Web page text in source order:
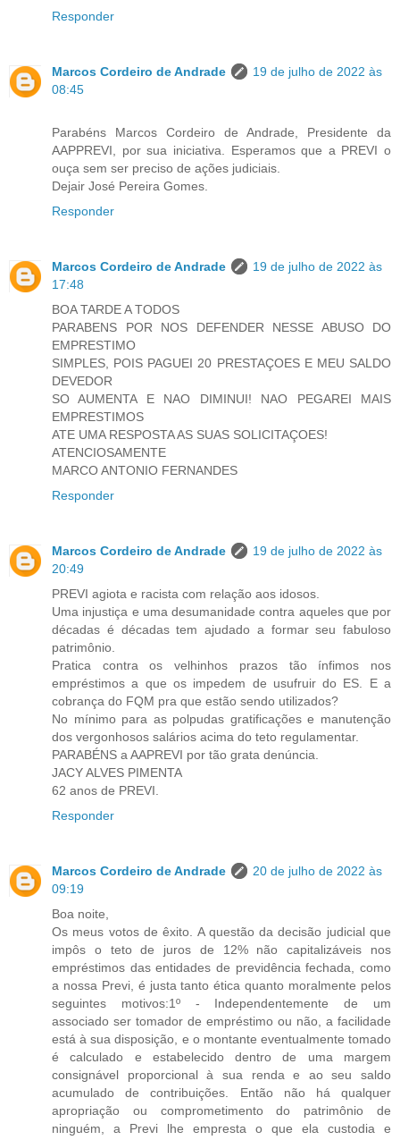
Responder
Marcos Cordeiro de Andrade
19 de julho de 2022 às
08:45
Parabéns Marcos Cordeiro de Andrade, Presidente da
AAPPREVI, por sua iniciativa. Esperamos que a PREVI o
ouça sem ser preciso de ações judiciais.
Dejair José Pereira Gomes.
Responder
Marcos Cordeiro de Andrade
19 de julho de 2022 às
17:48
BOA TARDE A TODOS
PARABENS POR NOS DEFENDER NESSE ABUSO DO
EMPRESTIMO
SIMPLES, POIS PAGUEI 20 PRESTAÇOES E MEU SALDO
DEVEDOR
SO AUMENTA E NAO DIMINUI! NAO PEGAREI MAIS
EMPRESTIMOS
ATE UMA RESPOSTA AS SUAS SOLICITAÇOES!
ATENCIOSAMENTE
MARCO ANTONIO FERNANDES
Responder
Marcos Cordeiro de Andrade
19 de julho de 2022 às
20:49
PREVI agiota e racista com relação aos idosos.
Uma injustiça e uma desumanidade contra aqueles que por
décadas é décadas tem ajudado a formar seu fabuloso
patrimônio.
Pratica contra os velhinhos prazos tão ínfimos nos
empréstimos a que os impedem de usufruir do ES. E a
cobrança do FQM pra que estão sendo utilizados?
No mínimo para as polpudas gratificações e manutenção
dos vergonhosos salários acima do teto regulamentar.
PARABÉNS a AAPREVI por tão grata denúncia.
JACY ALVES PIMENTA
62 anos de PREVI.
Responder
Marcos Cordeiro de Andrade
20 de julho de 2022 às
09:19
Boa noite,
Os meus votos de êxito. A questão da decisão judicial que
impôs o teto de juros de 12% não capitalizáveis nos
empréstimos das entidades de previdência fechada, como
a nossa Previ, é justa tanto ética quanto moralmente pelos
seguintes motivos:1º - Independentemente de um
associado ser tomador de empréstimo ou não, a facilidade
está à sua disposição, e o montante eventualmente tomado
é calculado e estabelecido dentro de uma margem
consignável proporcional à sua renda e ao seu saldo
acumulado de contribuições. Então não há qualquer
apropriação ou comprometimento do patrimônio de
ninguém, a Previ lhe empresta o que ela custodia e